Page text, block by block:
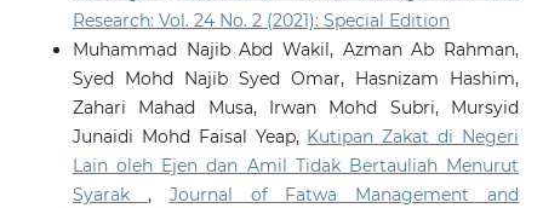
Research: Vol. 24 No. 2 (2021): Special Edition
Muhammad Najib Abd Wakil, Azman Ab Rahman,
Syed Mohd Najib Syed Omar, Hasnizam Hashim,
Zahari Mahad Musa, Irwan Mohd Subri, Mursyid
Junaidi Mohd Faisal Yeap, Kutipan Zakat di Negeri
Lain oleh Ejen dan Amil Tidak Bertauliah Menurut
Syarak , Journal of Fatwa Management and